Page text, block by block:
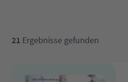
21 Ergebnisse gefunden